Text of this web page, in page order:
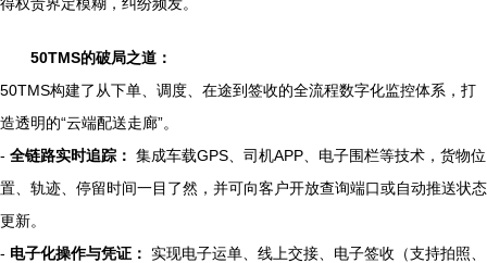
50TMS的破局之道：
50TMS构建了从下单、调度、在途到签收的全流程数字化监控体系，打
造透明的“云端配送走廊”。
- 全链路实时追踪： 集成车载GPS、司机APP、电子围栏等技术，货物位
置、轨迹、停留时间一目了然，并可向客户开放查询端口或自动推送状态
更新。
- 电子化操作与凭证： 实现电子运单、线上交接、电子签收（支持拍照、